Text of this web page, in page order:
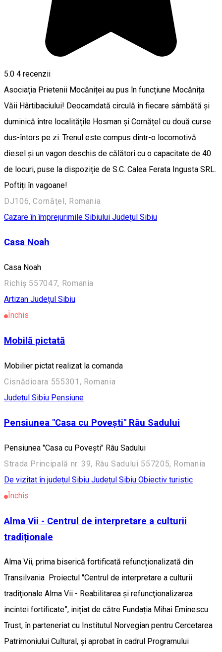
5.0 4 recenzii
Asociația Prietenii Mocăniței au pus în funcțiune Mocănița
Văii Hârtibaciului! Deocamdată circulă în fiecare sâmbătă și
duminică între localitățile Hosman și Cornățel cu două curse
dus-întors pe zi. Trenul este compus dintr-o locomotivă
diesel și un vagon deschis de călători cu o capacitate de 40
de locuri, puse la dispoziție de S.C. Calea Ferata Ingusta SRL.
Poftiți în vagoane!
DJ106, Cornăţel, Romania
Cazare în împrejurimile Sibiului Județul Sibiu
Casa Noah
Casa Noah
Richiș 557047, Romania
Artizan Județul Sibiu
Închis
Mobilă pictată
Mobilier pictat realizat la comanda
Cisnădioara 555301, Romania
Județul Sibiu Pensiune
Pensiunea "Casa cu Povești" Râu Sadului
Pensiunea "Casa cu Povești" Râu Sadului
Strada Principală nr. 39, Râu Sadului 557205, Romania
De vizitat în județul Sibiu Județul Sibiu Obiectiv turistic
Închis
Alma Vii - Centrul de interpretare a culturii
tradiționale
Alma Vii, prima biserică fortificată refuncționalizată din
Transilvania Proiectul "Centrul de interpretare a culturii
tradiţionale Alma Vii - Reabilitarea și refuncţionalizarea
incintei fortificate”, inițiat de către Fundația Mihai Eminescu
Trust, în parteneriat cu Institutul Norvegian pentru Cercetarea
Patrimoniului Cultural, și aprobat în cadrul Programului